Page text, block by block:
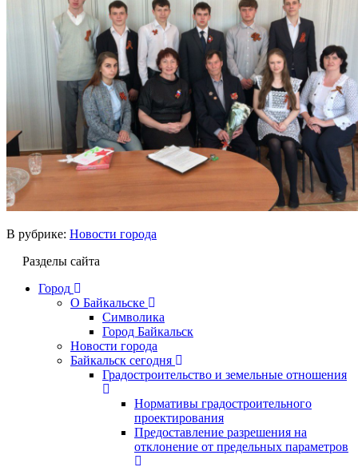
В рубрике: Новости города
Разделы сайта
Город
О Байкальске
Символика
Город Байкальск
Новости города
Байкальск сегодня
Градостроительство и земельные отношения
Нормативы градостроительного
проектирования
Предоставление разрешения на
отклонение от предельных параметров